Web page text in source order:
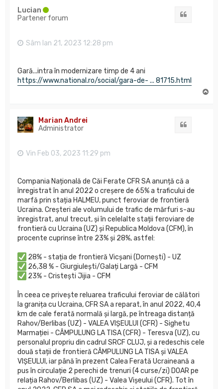
Lucian
Partener forum
Sâm Ian 21, 2023 12:28 pm
Gară...intra în modernizare timp de 4 ani
https://www.national.ro/social/gara-de- ... 81715.html
Marian Andrei
Administrator
Vin Feb 03, 2023 11:29 pm
Compania Națională de Căi Ferate CFR SA anunță că a
înregistrat în anul 2022 o creșere de 65% a traficului de
marfă prin stația HALMEU, punct feroviar de frontieră
Ucraina. Creșteri ale volumului de trafic de mărfuri s-au
înregistrat, anul trecut, și în celelalte stații feroviare de
frontieră cu Ucraina (UZ) și Republica Moldova (CFM), în
procente cuprinse între 23% și 28%, astfel:
28% - stația de frontieră Vicșani (Dornești) - UZ
26,38 % - Giurgiulești/Galați Largă - CFM
23% - Cristești Jijia - CFM
În ceea ce privește reluarea traficului feroviar de călători
la granița cu Ucraina, CFR SA a reparat, în anul 2022, 40,4
km de cale ferată normală și largă, pe întreaga distanță
Rahov/Berlibas (UZ) - VALEA VIȘEULUI (CFR) - Sighetu
Marmației - CÂMPULUNG LA TISA (CFR) - Teresva (UZ), cu
personalul propriu din cadrul SRCF CLUJ, și a redeschis cele
două stații de frontieră CÂMPULUNG LA TISA și VALEA
VIȘEULUI, iar până în prezent Calea Ferată Ucraineană a
pus în circulație 2 perechi de trenuri (4 curse/zi) DOAR pe
relația Rahov/Berlibas (UZ) - Valea Vișeului (CFR). Tot în